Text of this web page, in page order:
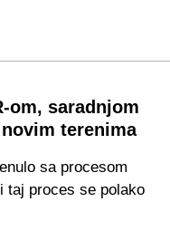
om, saradnjom
terenima
sa procesom
taj proces se polako